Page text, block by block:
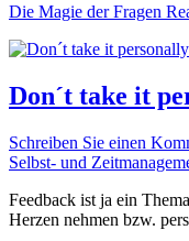
Die Magie der Fragen
Don´t take it
Schreiben Sie einen
Selbst- und
Feedback ist ja ein
Herzen nehmen bzw.